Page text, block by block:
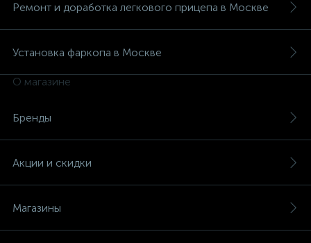
Ремонт и доработка легкового прицепа в Москве
Установка фаркопа в Москве
О магазине
Бренды
Акции и скидки
Магазины